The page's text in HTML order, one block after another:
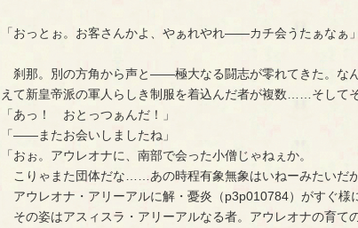
「おっとぉ。お客さんかよ、やぁれやれ――カチ会うたぁなぁ」
刹那。別の方角から声と――極大なる闘志が零れてきた。な
えて新皇帝派の軍人らしき制服を着込んだ者が複数……そして
「あっ！ おとっつぁんだ！」
「――またお会いしましたね」
「おぉ。アウレオナに、南部で会った小僧じゃねぇか。
こりゃまた団体だな……あの時程有象無象はいねーみたいだが
アウレオナ・アリーアルに解・憂炎（p3p010784）がすぐ
その姿はアスィスラ・アリーアルなる者。アウレオナの育て